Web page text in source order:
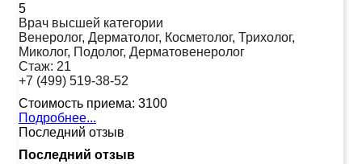
5
Врач высшей категории
Венеролог, Дерматолог, Косметолог, Трихолог,
Миколог, Подолог, Дерматовенеролог
Стаж: 21
+7 (499) 519-38-52
Стоимость приема: 3100
Подробнее...
Последний отзыв
Последний отзыв